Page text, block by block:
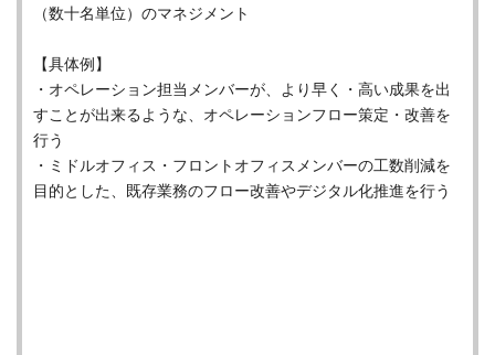
（数十名単位）のマネジメント
【具体例】
・オペレーション担当メンバーが、より早く・高い成果を出
すことが出来るような、オペレーションフロー策定・改善を
行う
・ミドルオフィス・フロントオフィスメンバーの工数削減を
目的とした、既存業務のフロー改善やデジタル化推進を行う